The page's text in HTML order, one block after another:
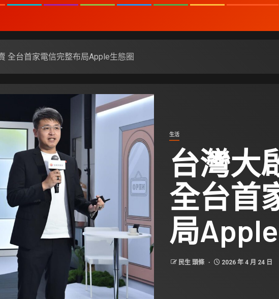
全台首家電信完整布局Apple生態圈
生活
台灣大
全台首
局
民生 頭條 2026 年 4 月 24 日